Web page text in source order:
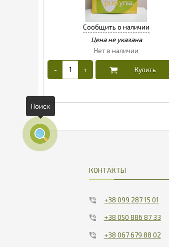
КОНТАКТЫ
+38 099 287 15 01
+38 050 886 87 33
+38 067 679 88 02
Поиск